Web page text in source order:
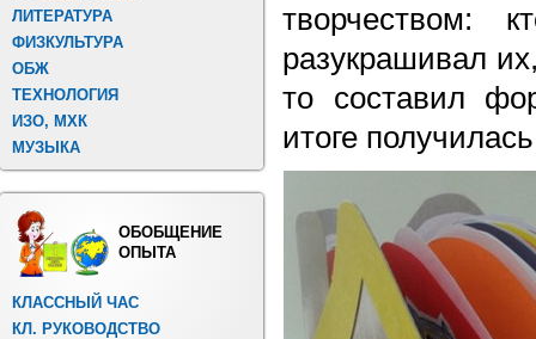
ЛИТЕРАТУРА
ФИЗКУЛЬТУРА
ОБЖ
ТЕХНОЛОГИЯ
ИЗО, МХК
МУЗЫКА
ОБОБЩЕНИЕ
ОПЫТА
КЛАССНЫЙ ЧАС
КЛ. РУКОВОДСТВО
творчеством:
разукрашивал
то составил
итоге